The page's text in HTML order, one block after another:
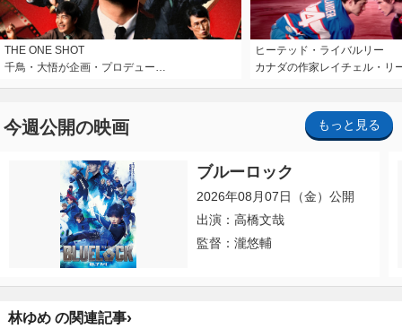
THE ONE SHOT
千鳥・大悟が企画・プロデュー…
ヒーテッド・ライバルリー
カナダの作家レイチェル・リ
今週公開の映画 もっと見る
ブルーロック
2026年08月07日（金）公開
出演：高橋文哉
監督：瀧悠輔
林ゆめ の関連記事›